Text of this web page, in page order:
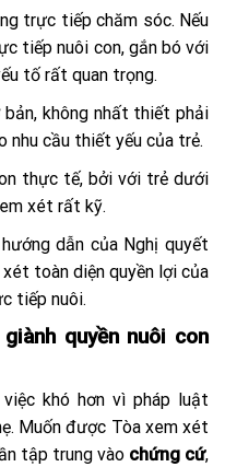
trực tiếp chăm sóc. Nếu
tiếp nuôi con, gắn bó với
tố rất quan trọng.
không nhất thiết phải
cầu thiết yếu của trẻ.
thực tế, bởi với trẻ dưới
xét rất kỹ.
dẫn của Nghị quyết
toàn diện quyền lợi của
tiếp nuôi.
quyền nuôi con
khó hơn vì pháp luật
Muốn được Tòa xem xét
tập trung vào chứng cứ,